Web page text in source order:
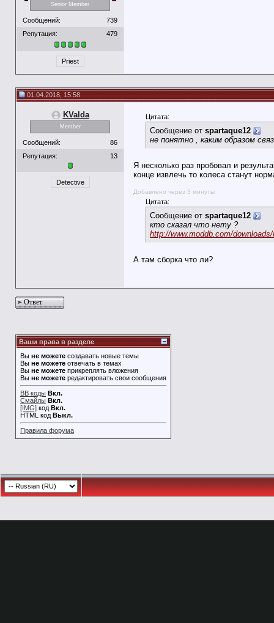
Senior Member
Сообщений:
739
Репутация:
479
Priest
01.04.2018, 15:58
KValda
Member
Сообщений:
86
Репутация:
13
Detective
Цитата:
Сообщение от spartaque12
не понятно , каким образом
Я несколько раз пробовал и
конце извлечь то колеса станут
Добавлено через 3 минуты
Цитата:
Сообщение от spartaque12
кто сказал что нету ?
http://www.moddb.com/
А там сборка что ли?
Ответ
Ваши права в разделе
Вы не можете создавать новые темы
Вы не можете отвечать в темах
Вы не можете прикреплять вложения
Вы не можете редактировать свои сообщения
BB коды Вкл.
Смайлы Вкл.
[IMG] код Вкл.
HTML код Выкл.
Правила форума